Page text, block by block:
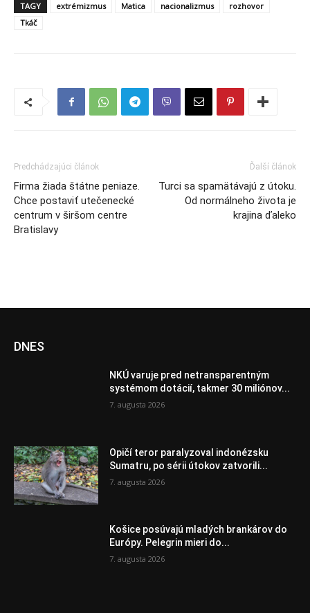
TAGY extrémizmus Matica nacionalizmus
rozhovor
Tkáč
Predchádzajúci článok
Firma žiada štátne peniaze.
Chce postaviť utečenecké
centrum v širšom centre
Bratislavy
Ďalší článok
Turci sa spamätávajú z útoku.
Od normálneho života je
krajina ďaleko
DNES
NKÚ varuje pred netransparentným
systémom dotácií, takmer 30 miliónov...
7. augusta 2026
Opičí teror paralyzoval indonézsku
Sumatru, po sérii útokov zatvorili...
7. augusta 2026
Košice posúvajú mladých brankárov do
Európy. Pelegrin mieri do...
7. augusta 2026